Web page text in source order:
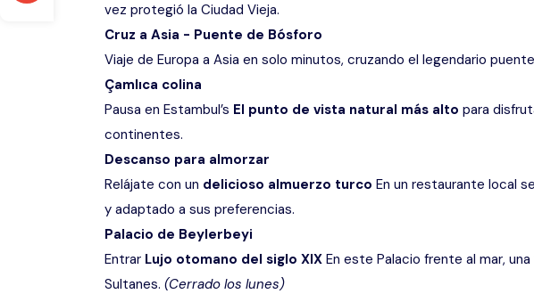
vez protegió la Ciudad Vieja.
Cruz a Asia - Puente de Bósforo
Viaje de Europa a Asia en solo minutos, cruzando el legendario
Çamlıca colina
Pausa en Estambul’s El punto de vista natural más alto para
continentes.
Descanso para almorzar
Relájate con un delicioso almuerzo turco En un restaurante local
y adaptado a sus preferencias.
Palacio de Beylerbeyi
Entrar Lujo otomano del siglo XIX En este Palacio frente al mar,
Sultanes. (Cerrado los lunes)